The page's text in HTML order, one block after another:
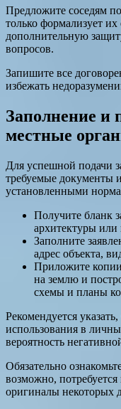
Предложите соседям
только формализует их
дополнительную
вопросов.
Запишите все
избежать
Заполнение и
местные
Для успешной подачи
требуемые документы
установленными
Получите бланк
архитектуры или
Заполните
адрес объекта,
Приложите
на землю и
схемы и планы
Рекомендуется
использования в
вероятность
Обязательно
возможно, потребуется
оригиналы некоторых